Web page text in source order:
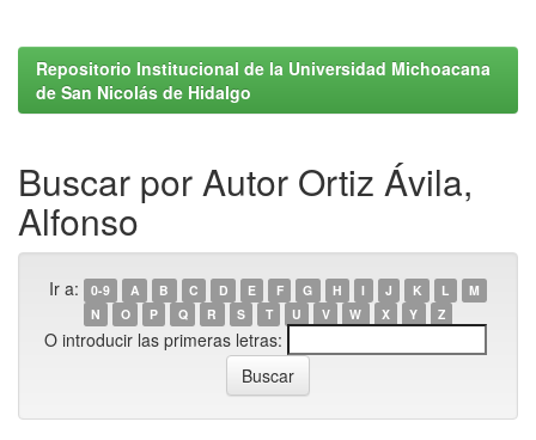
Repositorio Institucional de la Universidad Michoacana
de San Nicolás de Hidalgo
Buscar por Autor Ortiz Ávila,
Alfonso
Ir a: 0-9 A B C D E F G H I J K L
M
N
O P Q R S T U V W X Y Z
O introducir las primeras letras: